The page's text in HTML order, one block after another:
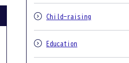
Child-raising
Education